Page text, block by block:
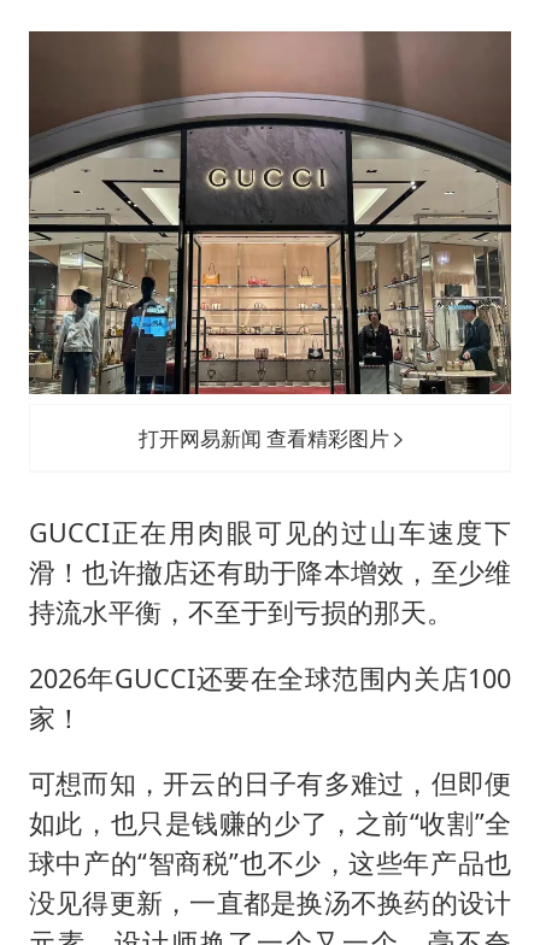
打开网易新闻 查看精彩图片
GUCCI正在用肉眼可见的过山车速度下
滑！也许撤店还有助于降本增效，至少维
持流水平衡，不至于到亏损的那天。
2026年GUCCI还要在全球范围内关店100
家！
可想而知，开云的日子有多难过，但即便
如此，也只是钱赚的少了，之前“收割”全
球中产的“智商税”也不少，这些年产品也
没见得更新，一直都是换汤不换药的设计